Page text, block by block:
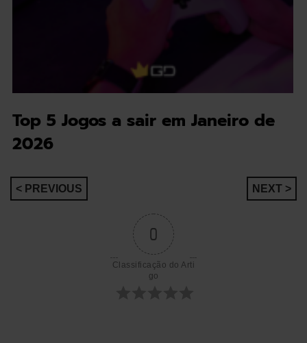
Top 5 Jogos a sair em Janeiro de
2026
Navegação
< PREVIOUS NEXT >
0
Classificação do Arti
go